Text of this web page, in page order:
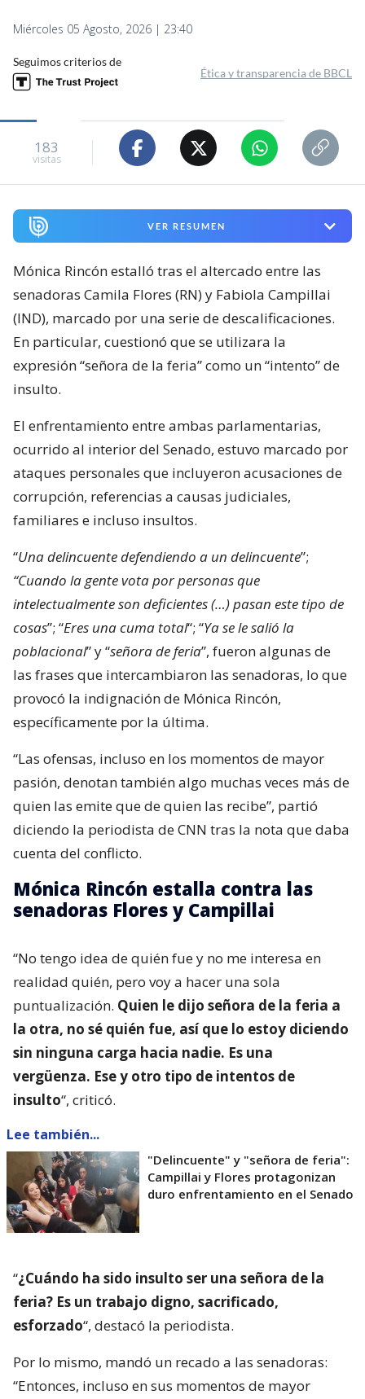
Miércoles 05 Agosto, 2026 | 23:40
Seguimos criterios de
Ética y transparencia de BBCL
183
visitas
VER RESUMEN
Mónica Rincón estalló tras el altercado entre las
senadoras Camila Flores (RN) y Fabiola Campillai
(IND), marcado por una serie de descalificaciones.
En particular, cuestionó que se utilizara la
expresión “señora de la feria” como un “intento” de
insulto.
El enfrentamiento entre ambas parlamentarias,
ocurrido al interior del Senado, estuvo marcado por
ataques personales que incluyeron acusaciones de
corrupción, referencias a causas judiciales,
familiares e incluso insultos.
“Una delincuente defendiendo a un delincuente”;
“Cuando la gente vota por personas que
intelectualmente son deficientes (…) pasan este tipo de
cosas”; “Eres una cuma total“; “Ya se le salió la
poblacional” y “señora de feria”, fueron algunas de
las frases que intercambiaron las senadoras, lo que
provocó la indignación de Mónica Rincón,
específicamente por la última.
“Las ofensas, incluso en los momentos de mayor
pasión, denotan también algo muchas veces más de
quien las emite que de quien las recibe”, partió
diciendo la periodista de CNN tras la nota que daba
cuenta del conflicto.
Mónica Rincón estalla contra las
senadoras Flores y Campillai
“No tengo idea de quién fue y no me interesa en
realidad quién, pero voy a hacer una sola
puntualización. Quien le dijo señora de la feria a
la otra, no sé quién fue, así que lo estoy diciendo
sin ninguna carga hacia nadie. Es una
vergüenza. Ese y otro tipo de intentos de
insulto“, criticó.
Lee también...
"Delincuente" y "señora de feria":
Campillai y Flores protagonizan
duro enfrentamiento en el Senado
“¿Cuándo ha sido insulto ser una señora de la
feria? Es un trabajo digno, sacrificado,
esforzado“, destacó la periodista.
Por lo mismo, mandó un recado a las senadoras:
“Entonces, incluso en sus momentos de mayor